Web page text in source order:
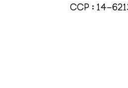
CCP : 14-